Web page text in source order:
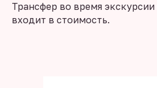
Трансфер во время
входит в стоимость.